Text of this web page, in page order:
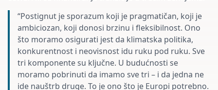
“Postignut je sporazum koji je pragmatičan, koji je
ambiciozan, koji donosi brzinu i fleksibilnost. Ono
što moramo osigurati jest da klimatska politika,
konkurentnost i neovisnost idu ruku pod ruku. Sve
tri komponente su ključne. U budućnosti se
moramo pobrinuti da imamo sve tri – i da jedna ne
ide nauštrb druge. To je ono što je Europi potrebno.